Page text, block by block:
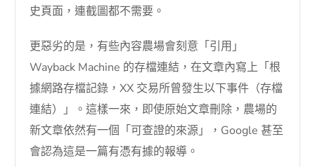
史頁面，連截圖都不需要。
更惡劣的是，有些內容農場會刻意「引用」
Wayback Machine 的存檔連結，在文章內寫上「根
據網路存檔記錄，XX 交易所曾發生以下事件（存檔
連結）」。這樣一來，即使原始文章刪除，農場的
新文章依然有一個「可查證的來源」，Google 甚至
會認為這是一篇有憑有據的報導。